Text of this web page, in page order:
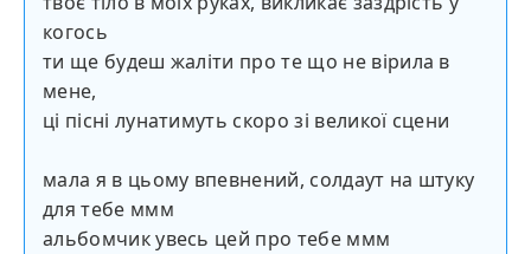
когось
ти ще будеш жаліти про те що не вірила в
мене,
ці пісні лунатимуть скоро зі великої сцени
мала я в цьому впевнений, солдаут на штуку
для тебе ммм
альбомчик увесь цей про тебе ммм